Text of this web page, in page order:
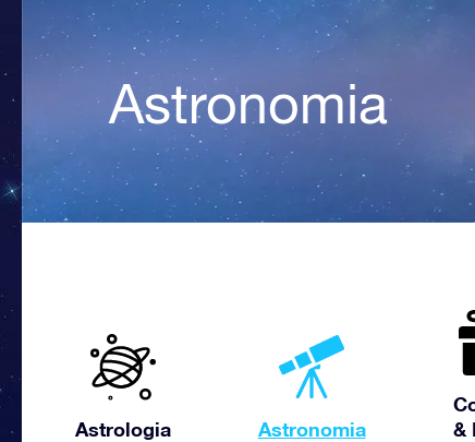
Astronomia
Astrologia Astronomia
&